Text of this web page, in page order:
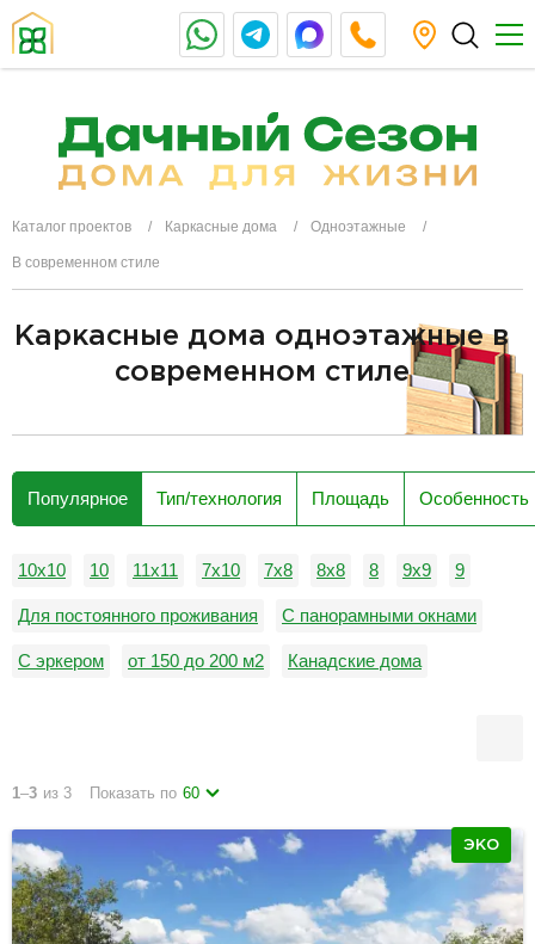
Каталог проектов Каркасные дома Одноэтажные
В современном стиле
Каркасные дома одноэтажные в
современном стиле
Популярное Тип/технология Площадь Особенность
10х10 10 11х11 7x10 7х8 8х8 8 9х9 9
Для постоянного проживания С панорамными окнами
С эркером от 150 до 200 м2 Канадские дома
1–3 из 3 Показать по 60
ЭКО